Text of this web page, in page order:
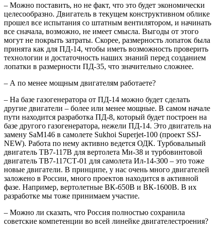
– Можно поставить, но не факт, что это будет экономически
целесообразно. Двигатель в текущем конструктивном облике
прошел все испытания со штатным вентилятором, и начинать
все сначала, возможно, не имеет смысла. Выгоды от этого
могут не покрыть затраты. Скорее, размерность лопаток была
принята как для ПД-14, чтобы иметь возможность проверить
технологии и достаточность наших знаний перед созданием
лопатки в размерности ПД-35, что значительно сложнее.
– А по менее мощным двигателям работаете?
– На базе газогенератора от ПД-14 можно будет сделать
другие двигатели – более или менее мощные. В самом начале
пути находится разработка ПД-8, который будет построен на
базе другого газогенератора, нежели ПД-14. Это двигатель на
замену SaM146 в самолете Sukhoi Superjet-100 (проект SSJ-
NEW). Работа по нему активно ведется ОДК. Турбовальный
двигатель ТВ7-117В для вертолета Ми-38 и турбовинтовой
двигатель ТВ7-117СТ-01 для самолета Ил-14-300 – это тоже
новые двигатели. В принципе, у нас очень много двигателей
заложено в России, много проектов находится в активной
фазе. Например, вертолетные ВК-650В и ВК-1600В. В их
разработке мы тоже принимаем участие.
– Можно ли сказать, что Россия полностью сохранила
советские компетенции во всей линейке двигателестроения?